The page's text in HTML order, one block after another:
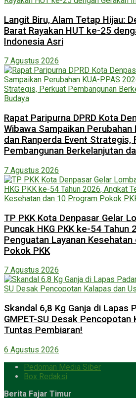
Langit Biru, Alam Tetap Hijau:
Barat Rayakan HUT ke-25
Indonesia Asri
7 Agustus 2026
Rapat Paripurna DPRD Kota
Wibawa Sampaikan Perubahan
dan Ranperda Event Strategis,
Pembangunan Berkelanjutan
7 Agustus 2026
TP PKK Kota Denpasar Gelar
Puncak HKG PKK ke-54 Tahun
Penguatan Layanan
Pokok PKK
7 Agustus 2026
Skandal 6,8 Kg Ganja di Lapas
GMPET-SU Desak Pencopotan
Tuntas Pembiaran!
6 Agustus 2026
Pedoman Media Siber
Box Redaksi
Berita Fajar Timur